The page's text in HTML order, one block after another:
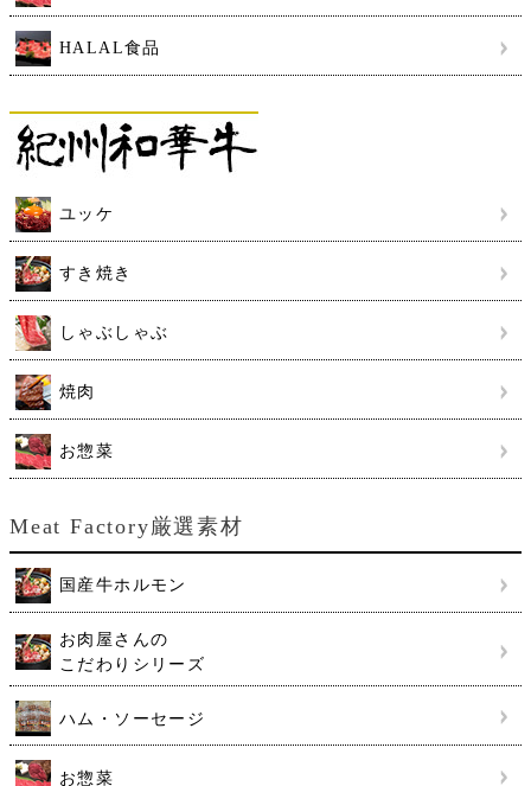
HALAL食品
ユッケ
すき焼き
しゃぶしゃぶ
焼肉
お惣菜
Meat Factory厳選素材
国産牛ホルモン
お肉屋さんの
こだわりシリーズ
ハム・ソーセージ
お惣菜